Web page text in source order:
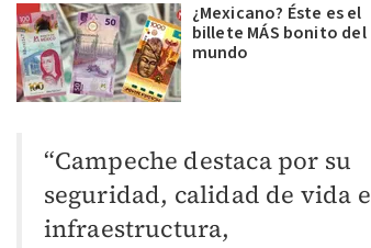
¿Mexicano? Éste es el
billete MÁS bonito del
mundo
“Campeche destaca por su
seguridad, calidad de vida e
infraestructura,